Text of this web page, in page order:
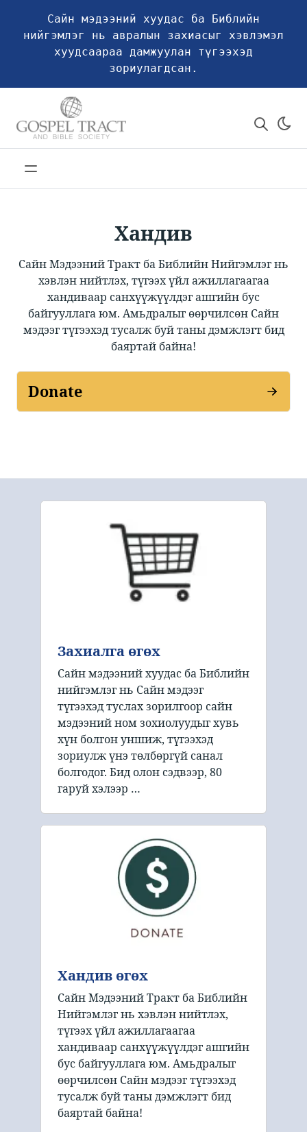
Сайн мэдээний хуудас ба Библийн
нийгэмлэг нь авралын захиасыг хэвлэмэл
хуудсаараа дамжуулан түгээхэд
зориулагдсан.
Хандив
Сайн Мэдээний Тракт ба Библийн Нийгэмлэг нь
хэвлэн нийтлэх, түгээх үйл ажиллагаагаа
хандиваар санхүүжүүлдэг ашгийн бус
байгууллага юм. Амьдралыг өөрчилсөн Сайн
мэдээг түгээхэд тусалж буй таны дэмжлэгт бид
баяртай байна!
Donate
Захиалга өгөх
Сайн мэдээний хуудас ба Библийн
нийгэмлэг нь Сайн мэдээг
түгээхэд туслах зорилгоор сайн
мэдээний ном зохиолуудыг хувь
хүн болгон уншиж, түгээхэд
зориулж үнэ төлбөргүй санал
болгодог. Бид олон сэдвээр, 80
гаруй хэлээр …
Хандив өгөх
Сайн Мэдээний Тракт ба Библийн
Нийгэмлэг нь хэвлэн нийтлэх,
түгээх үйл ажиллагаагаа
хандиваар санхүүжүүлдэг ашгийн
бус байгууллага юм. Амьдралыг
өөрчилсөн Сайн мэдээг түгээхэд
тусалж буй таны дэмжлэгт бид
баяртай байна!